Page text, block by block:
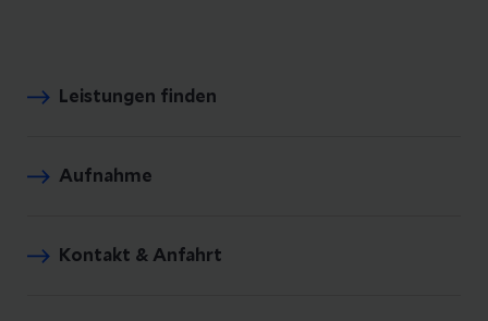
Leistungen finden
Aufnahme
Kontakt & Anfahrt